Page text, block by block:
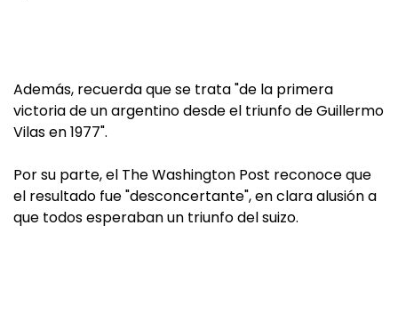
Además, recuerda que se trata "de la primera
victoria de un argentino desde el triunfo de Guillermo
Vilas en 1977".
Por su parte, el The Washington Post reconoce que
el resultado fue "desconcertante", en clara alusión a
que todos esperaban un triunfo del suizo.